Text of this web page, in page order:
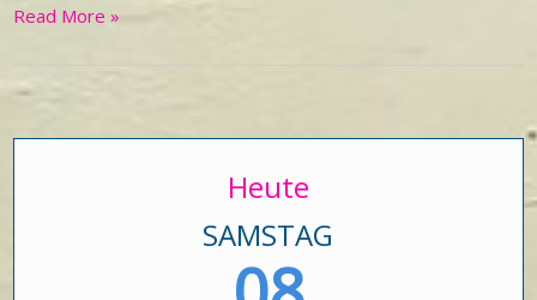
Read More »
Heute
SAMSTAG